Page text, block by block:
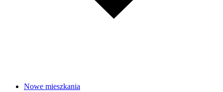
Nowe mieszkania